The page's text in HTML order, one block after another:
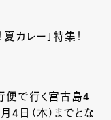
カレー」特集！
便で行く宮古島4
4日（木）までとな